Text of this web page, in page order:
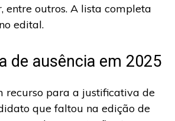
entre outros. A lista completa
edital.
de ausência em 2025
recurso para a justificativa de
que faltou na edição de